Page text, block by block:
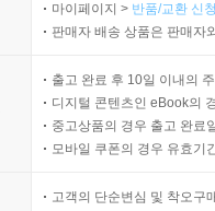
마이페이지 > 반품/교환 신
판매자 배송 상품은 판매자
출고 완료 후 10일 이내의
디지털 콘텐츠인 eBook의
중고상품의 경우 출고 완료
모바일 쿠폰의 경우 유효기
고객의 단순변심 및 착오구